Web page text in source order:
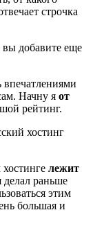
строчка
добавите еще
впечатлениями
Начну я от
рейтинг.
хостинг
лежит
делал раньше
этим
большая и